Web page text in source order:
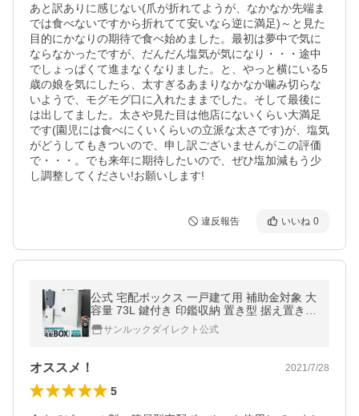
あと訳ありに感じない(爪が折れてようが、なかなか先端ま
では食べないですから折れてて安いなら逆に満足)～と見た
目的にかなりの期待で食べ始めました。最初は夢中で気に
ならなかったですが、だんだん塩気が気になり・・・途中
でしょっぱくて進まなくなりました。と、やっと横にいる5
歳の娘を気にしたら、太すぎるあまりなかなか噛み切らな
いようで、モグモグ口に入れたままでした。そして最後に
は出してました。太さや見た目は他店にないくらい大満足
です(園児には食べにくいくらいの立派な太さです)が、塩気
がどうしてもきついので、申し訳ございませんがこの評価
で・・・。でも来年に期待したいので、ぜひ塩加減もう少
し調整してください!お願いします!
違反報告 いいね 0
公式 宅配ボックス 一戸建て用 補助金対象 大
容量 73L 鍵付き 印鑑収納 置き型 据え置き
工事不要 非対面 家庭用 戸建 Sunruck SR-DL
3010 爆買
サンルックダイレクト公式
オススメ！ 2021/7/28
5